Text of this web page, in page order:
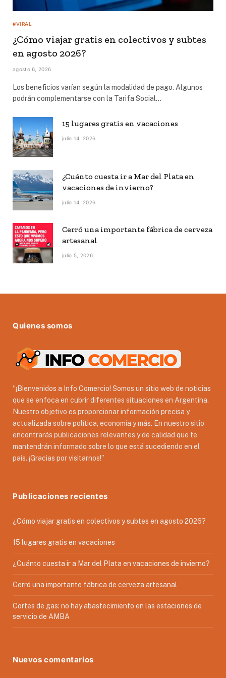
#VIRAL
¿Cómo viajar gratis en colectivos y subtes
en agosto 2026?
agosto 6, 2026
Los beneficios varían según la modalidad de pago. Algunos
podrán complementarse con la Tarifa Social…
15 lugares gratis en vacaciones
julio 14, 2026
¿Cuánto cuesta ir a Mar del Plata en
vacaciones de invierno?
julio 14, 2026
Cerró una importante fábrica de cerveza
artesanal
julio 5, 2026
Quienes somos
“¡Bienvenidos a Info Comercio! Somos un sitio web de noticias
que se enfoca en cubrir diferentes situaciones en Argentina.
Nuestro objetivo es proporcionar información precisa y
actualizada sobre política, economía y más. En nuestro sitio
encontrarás publicaciones relevantes y de calidad que te
mantendrán informado sobre lo que está sucediendo en el
país. ¡Gracias por visitarnos!”
Publicaciones recientes
¿Cómo viajar gratis en colectivos y subtes en agosto 2026?
15 lugares gratis en vacaciones
¿Cuánto cuesta ir a Mar del Plata en vacaciones de invierno?
Cerró una importante fábrica de cerveza artesanal
Cortes de gas: no hay abastecimiento en las estaciones de
servicio de AMBA
Nuevos comentarios